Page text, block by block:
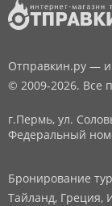
Отправкин.ру —
© 2009-2026. Все
г.Пермь, ул.
Федеральный
Бронирование
Тайланд, Греция,